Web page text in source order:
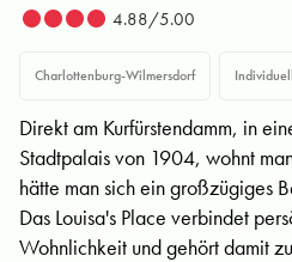
4.88/5.00
Charlottenburg-Wilmersdorf
Direkt am Kurfürstendamm, in
Stadtpalais von 1904, wohnt
hätte man sich ein großzügiges
Das Louisa's Place verbindet
Wohnlichkeit und gehört damit